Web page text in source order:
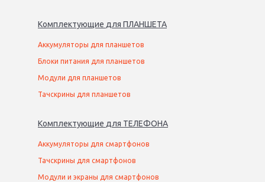
Комплектующие для ПЛАНШЕТА
Аккумуляторы для планшетов
Блоки питания для планшетов
Модули для планшетов
Тачскрины для планшетов
Комплектующие для ТЕЛЕФОНА
Аккумуляторы для смартфонов
Тачскрины для смартфонов
Модули и экраны для смартфонов